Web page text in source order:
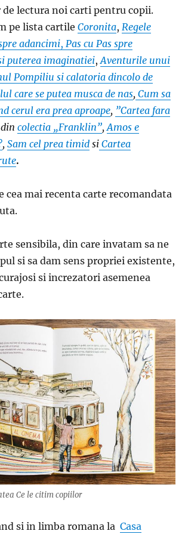
lectura noi carti pentru copii.
pe lista cartile Coronita, Regele
adancimi, Pas cu Pas spre
puterea imaginatiei, Aventurile unui
Pompiliu si calatoria dincolo de
care se putea musca de nas, Cum sa
cerul era prea aproape, ”Cartea fara
colectia „Franklin”, Amos e
, Sam cel prea timid si Cartea
.
cea mai recenta carte recomandata
sensibila, din care invatam sa ne
si sa dam sens propriei existente,
si increzatori asemenea
Ce le citim copiilor
si in limba romana la Casa